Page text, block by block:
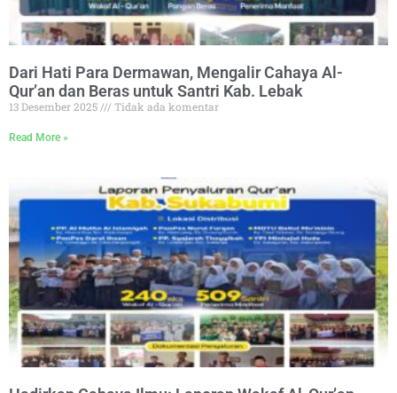
Dari Hati Para Dermawan, Mengalir Cahaya Al-
Qur’an dan Beras untuk Santri Kab. Lebak
13 Desember 2025 Tidak ada komentar
Read More »